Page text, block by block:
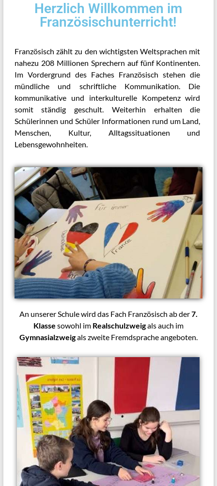
Herzlich Willkommen im
Französischunterricht!
Französisch zählt zu den wichtigsten Weltsprachen mit
nahezu 208 Millionen Sprechern auf fünf Kontinenten.
Im Vordergrund des Faches Französisch stehen die
mündliche und schriftliche Kommunikation. Die
kommunikative und interkulturelle Kompetenz wird
somit ständig geschult. Weiterhin erhalten die
Schülerinnen und Schüler Informationen rund um Land,
Menschen, Kultur, Alltagssituationen und
Lebensgewohnheiten.
An unserer Schule wird das Fach Französisch ab der7.
Klasse sowohl im Realschulzweigals auch im
Gymnasialzweigals zweite Fremdsprache angeboten.